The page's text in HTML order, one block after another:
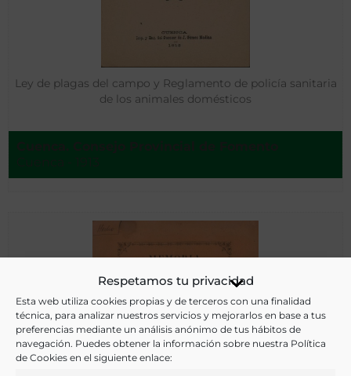
Respetamos tu privacidad
Esta web utiliza cookies propias y de terceros con una finalidad
técnica, para analizar nuestros servicios y mejorarlos en base a tus
preferencias mediante un análisis anónimo de tus hábitos de
navegación. Puedes obtener la información sobre nuestra Política
de Cookies en el siguiente enlace:
Ley de plagas del campo y Reglamento de policía sanitaria
de los animales domésticos